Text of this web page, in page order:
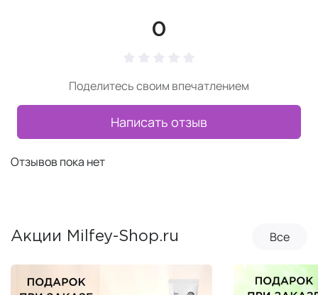
0
Поделитесь своим впечатлением
Написать отзыв
Отзывов пока нет
Акции Milfey-Shop.ru Все